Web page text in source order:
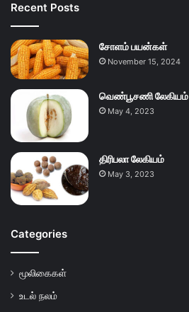
Recent Posts
சோளம் பயன்கள்
November 15, 2024
வெண்பூசணி லேகியம்
May 4, 2023
திரிபலா லேகியம்
May 3, 2023
Categories
மூலிகைகள்
உடல் நலம்